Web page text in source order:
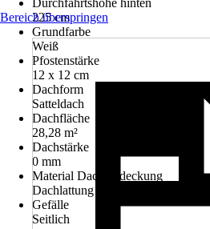
Durchfahrtshöhe hinten
225 cm
Grundfarbe
Weiß
Pfostenstärke
12 x 12 cm
Dachform
Satteldach
Dachfläche
28,28 m²
Dachstärke
0 mm
Material Dacheindeckung
Dachlattung
Gefälle
Seitlich
Bereich überspringen